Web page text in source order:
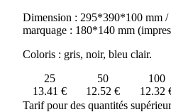
Dimension : 295*390*100 mm /
marquage : 180*140 mm
Coloris : gris, noir, bleu clair.
25
50 100
13.41 €
12.52 € 12.32
Tarif pour des quantités